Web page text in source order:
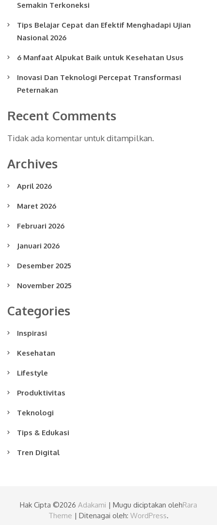
Semakin Terkoneksi
Tips Belajar Cepat dan Efektif Menghadapi Ujian
Nasional 2026
6 Manfaat Alpukat Baik untuk Kesehatan Usus
Inovasi Dan Teknologi Percepat Transformasi
Peternakan
Recent Comments
Tidak ada komentar untuk ditampilkan.
Archives
April 2026
Maret 2026
Februari 2026
Januari 2026
Desember 2025
November 2025
Categories
Inspirasi
Kesehatan
Lifestyle
Produktivitas
Teknologi
Tips & Edukasi
Tren Digital
Hak Cipta ©2026 Adakami | Mugu diciptakan olehRara
Theme | Ditenagai oleh: WordPress.